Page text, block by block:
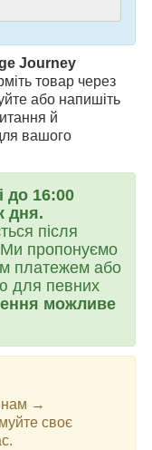
Journey
товар через
або напишіть
й
вашого
до 16:00
дня.
після
пропонуємо
платежем або
для певних
можливе
нам →
своє